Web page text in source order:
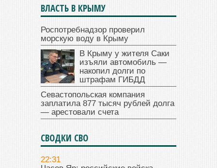
ВЛАСТЬ В КРЫМУ
Роспотребнадзор проверил
морскую воду в Крыму
В Крыму у жителя Саки
изъяли автомобиль —
накопил долги по
штрафам ГИБДД
Севастопольская компания
заплатила 877 тысяч рублей долга
— арестовали счета
СВОДКИ СВО
22:31